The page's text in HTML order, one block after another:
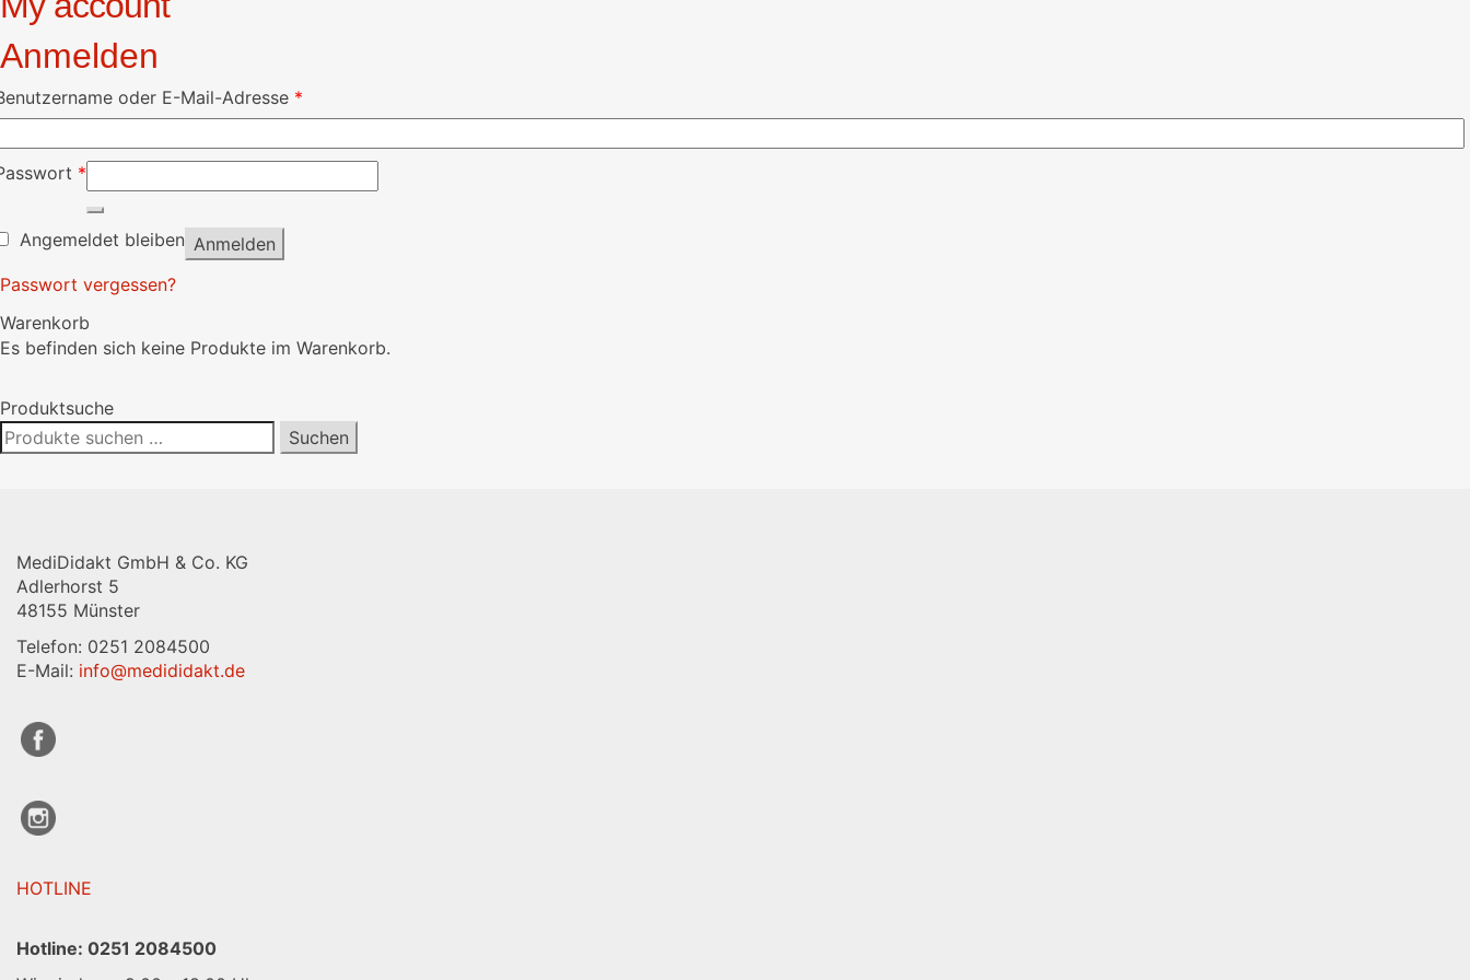
Anmelden
oder E-Mail-Adresse *
*
Angemeldet bleiben Anmelden
Passwort vergessen?
Warenkorb
Es befinden sich keine Produkte im Warenkorb.
Produktsuche
Suchen
nach:
Suchen
MediDidakt GmbH & Co. KG
Adlerhorst 5
48155 Münster
Telefon: 0251 2084500
E-Mail: info@medididakt.de
HOTLINE
Hotline: 0251 2084500